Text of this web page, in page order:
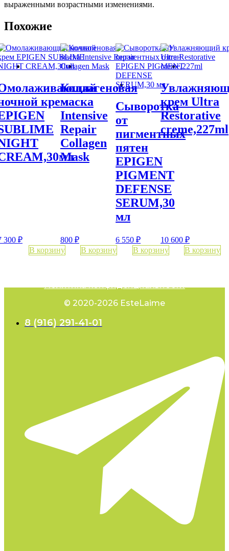
выраженными возрастными изменениями.
Похожие
крем
300₽
В корзину
Коллагеновая
маска
Intensive
Repair
Collagen
Mask
800 ₽
В корзину
Сыворотка
от
пигментных
пятен
EPIGEN
PIGMENT
DEFENSE
SERUM,30
мл
6 550₽
В корзину
крем Ultra
Restorative
creme,227ml
10 600 ₽
В корзину
Политика конфиденциальности
© 2020-2026 EsteLaime
8 (916) 291-41-01